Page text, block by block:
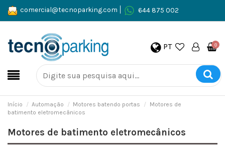
comercial@tecnoparking.com 644 875 002
PT 0
Início Automação Motores batendo portas
Motores de
batimento eletromecânicos
Motores de batimento eletromecânicos